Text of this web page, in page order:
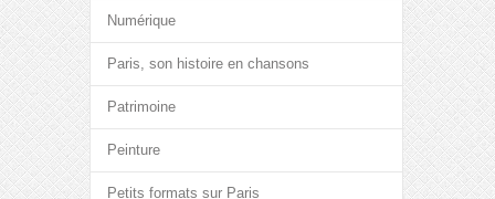
Numérique
Paris, son histoire en chansons
Patrimoine
Peinture
Petits formats sur Paris